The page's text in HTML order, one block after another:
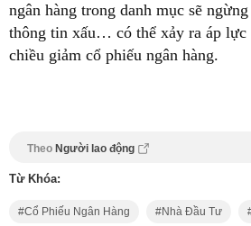
ngân hàng trong danh mục sẽ
thông tin xấu… có thể xảy ra áp lực
chiều giảm cổ phiếu ngân hàng.
Theo Người lao động
Từ Khóa:
Cổ Phiếu Ngân Hàng Nhà Đầu Tư